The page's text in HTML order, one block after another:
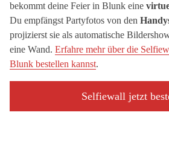
bekommt deine Feier in Blunk eine
Du empfängst Partyfotos von den
projizierst sie als automatische
eine Wand. Erfahre mehr über die
Blunk bestellen kannst.
Selfiewall jetzt